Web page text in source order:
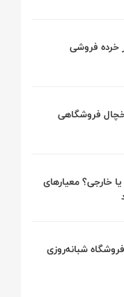
در خرده فروشی
خارجی؟ معیارهای
شبانه‌روزی